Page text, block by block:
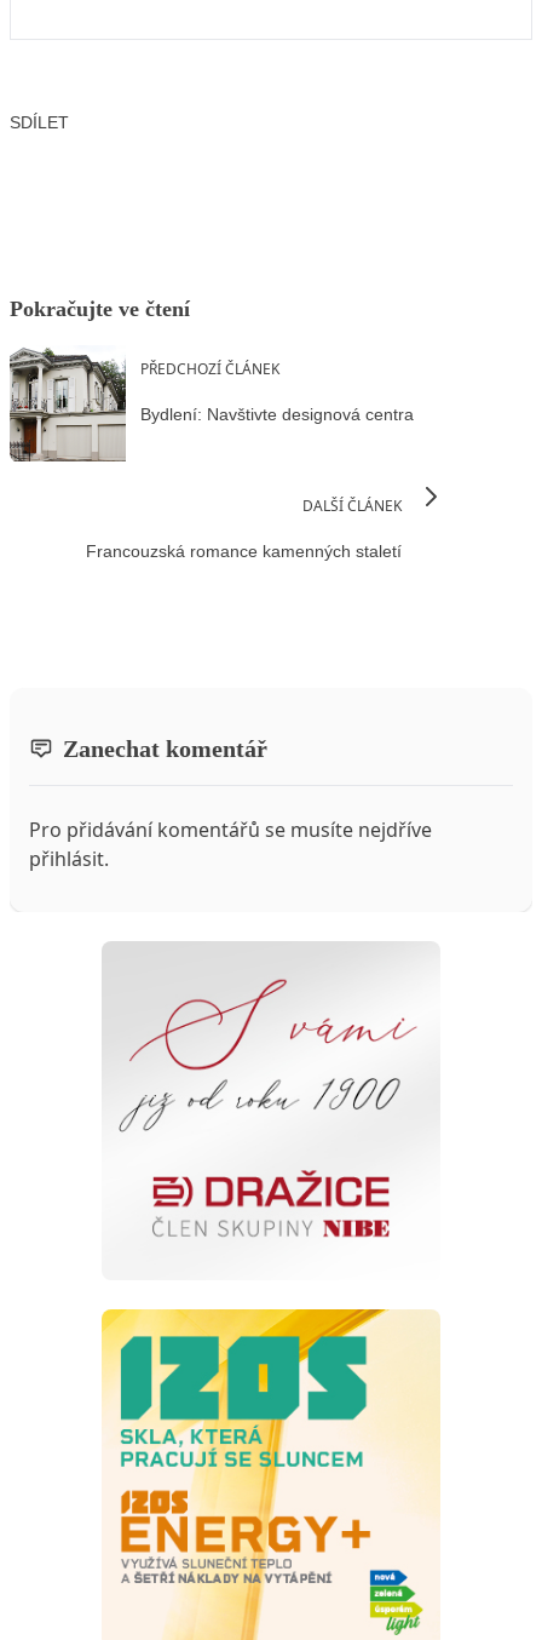
SDÍLET
Pokračujte ve čtení
PŘEDCHOZÍ ČLÁNEK
Bydlení: Navštivte designová centra
DALŠÍ ČLÁNEK
Francouzská romance kamenných staletí
Zanechat komentář
Pro přidávání komentářů se musíte nejdříve
přihlásit.